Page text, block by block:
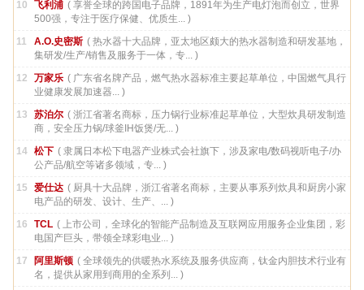
10
飞利浦 ( 享誉全球的跨国电子品牌，1891年为生产电灯泡而创立，世界
500强，专注于医疗保健、优质生... )
11
A.O.史密斯 ( 热水器十大品牌，亚太地区颇大的热水器制造和研发基地，
集研发/生产/销售及服务于一体，专... )
12
万家乐 ( 广东省名牌产品，燃气热水器标准主要起草单位，中国燃气具行
业健康发展加速器... )
13
苏泊尔 ( 浙江省著名商标，压力锅行业标准起草单位，大型炊具研发制造
商，安全压力锅/球釜IH饭煲/无... )
14 松下 ( 隶属日本松下电器产业株式会社旗下，涉及家电/数码视听电子/办
公产品/航空等诸多领域，专... )
15
爱仕达 ( 厨具十大品牌，浙江省著名商标，主要从事系列炊具和厨房小家
电产品的研发、设计、生产、... )
16
TCL ( 上市公司，全球化的智能产品制造及互联网应用服务企业集团，彩
电国产巨头，带领全球彩电业... )
17
阿里斯顿 ( 全球领先的供暖热水系统及服务供应商，钛金内胆技术行业有
名，提供从家用到商用的全系列... )